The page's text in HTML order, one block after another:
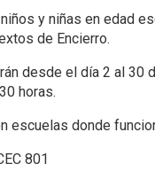
y niñas en edad
de Encierro.
desde el día 2 al 30
horas.
escuelas donde
801